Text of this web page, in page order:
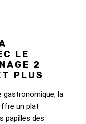
LE
2
PLUS
gastronomique, la
un plat
papilles des